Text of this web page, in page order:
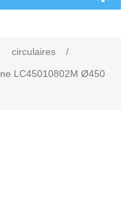
circulaires
/
LC45010802M Ø450